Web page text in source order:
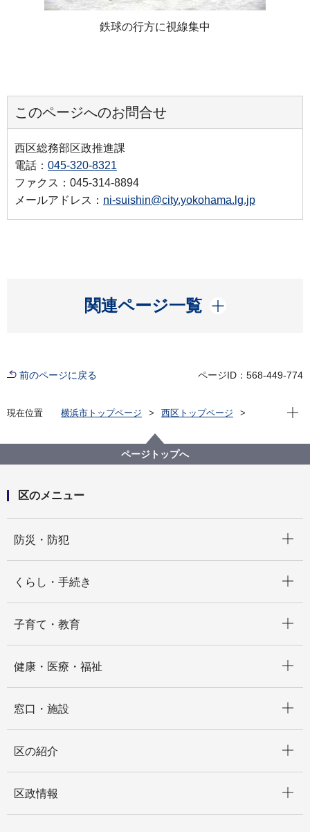
鉄球の行方に視線集中
このページへのお問合せ
西区総務部区政推進課
電話： 045-320-8321
ファクス：045-314-8894
メールアドレス： ni-suishin@city.yokohama.lg.jp
関連ページ一覧
開く
前のページに戻る ページID：568-449-774
現在位置 横浜市トップページ
西区トップページ
にしく通信！7月1日 第14回 西区シニアクラブ連合会
ペタンク大会を開催
現在
ページトップへ
区のメニュー
防災・防犯
くらし・手続き
子育て・教育
健康・医療・福祉
窓口・施設
区の紹介
区政情報